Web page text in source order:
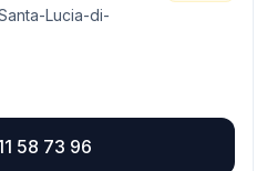
Lucia-di-
58 73 96